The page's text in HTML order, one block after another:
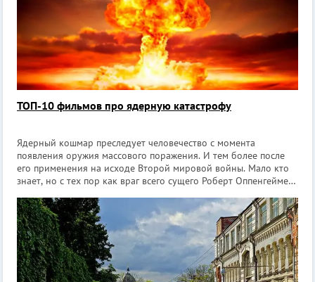
ТОП-10 фильмов про ядерную катастрофу
Ядерный кошмар преследует человечество с момента
появления оружия массового поражения. И тем более после
его применения на исходе Второй мировой войны. Мало кто
знает, но с тех пор как враг всего сущего Роберт Оппенгеймер
волоске от ядерного ап